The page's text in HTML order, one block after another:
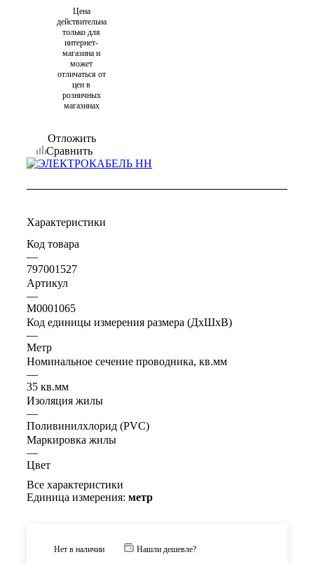
Цена
действительна
только для
интернет-
магазина и
может
отличаться от
цен в
розничных
магазинах
Отложить
Сравнить
Характеристики
Код товара
—
797001527
Артикул
—
M0001065
Код единицы измерения размера (ДхШхВ)
—
Метр
Номинальное сечение проводника, кв.мм
—
35 кв.мм
Изоляция жилы
—
Поливинилхлорид (PVC)
Маркировка жилы
—
Цвет
Все характеристики
Единица измерения: метр
Нет в наличии Нашли дешевле?